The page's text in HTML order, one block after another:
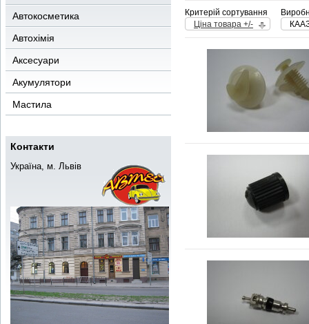
Автокосметика
Автохімія
Аксесуари
Акумулятори
Мастила
Контакти
Україна, м. Львів
Критерій сортування
Ціна товара +/-